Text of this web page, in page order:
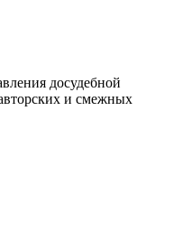
досудебной
и смежных